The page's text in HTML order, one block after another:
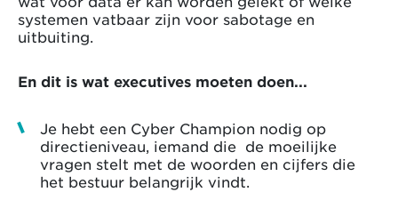
systemen vatbaar zijn voor sabotage en
uitbuiting.
En dit is wat executives moeten doen...
Je hebt een Cyber Champion nodig op
directieniveau, iemand die de moeilijke
vragen stelt met de woorden en cijfers die
het bestuur belangrijk vindt.